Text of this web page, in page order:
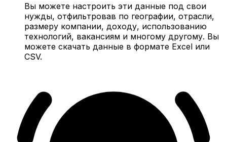
Вы можете настроить эти данные под свои
нужды, отфильтровав по географии, отрасли,
размеру компании, доходу, использованию
технологий, вакансиям и многому другому. Вы
можете скачать данные в формате Excel или
CSV.